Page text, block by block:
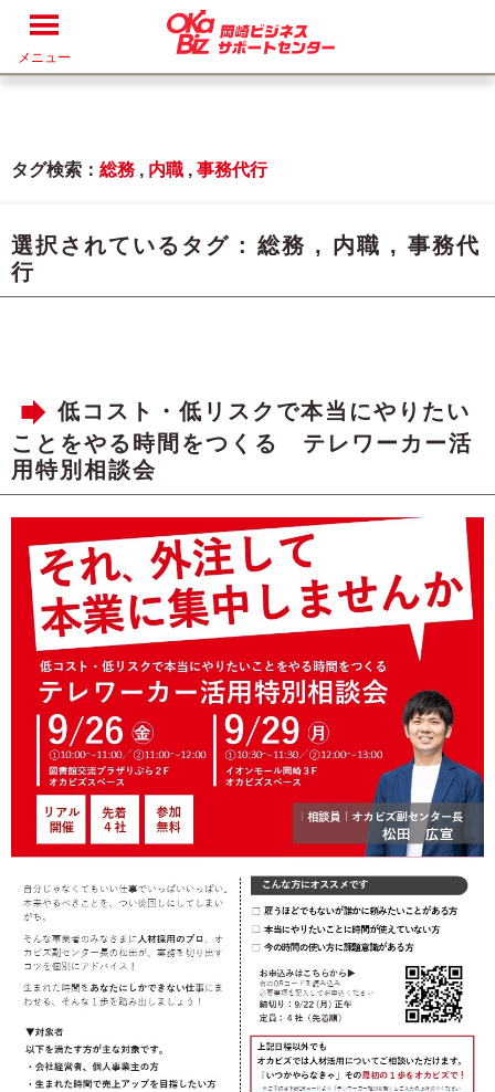
メニュー
タグ検索： 総務 , 内職 , 事務代行
選択されているタグ : 総務 , 内職 , 事務代
行
低コスト・低リスクで本当にやりたい
ことをやる時間をつくる テレワーカー活
用特別相談会